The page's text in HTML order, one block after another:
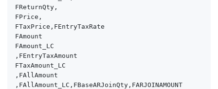
FReturnQty,
FPrice,
FTaxPrice,FEntryTaxRate
FAmount
FAmount_LC
,FEntryTaxAmount
FTaxAmount_LC
,FAllAmount
,FAllAmount_LC,FBaseARJoinQty,FARJOINAMOUNT